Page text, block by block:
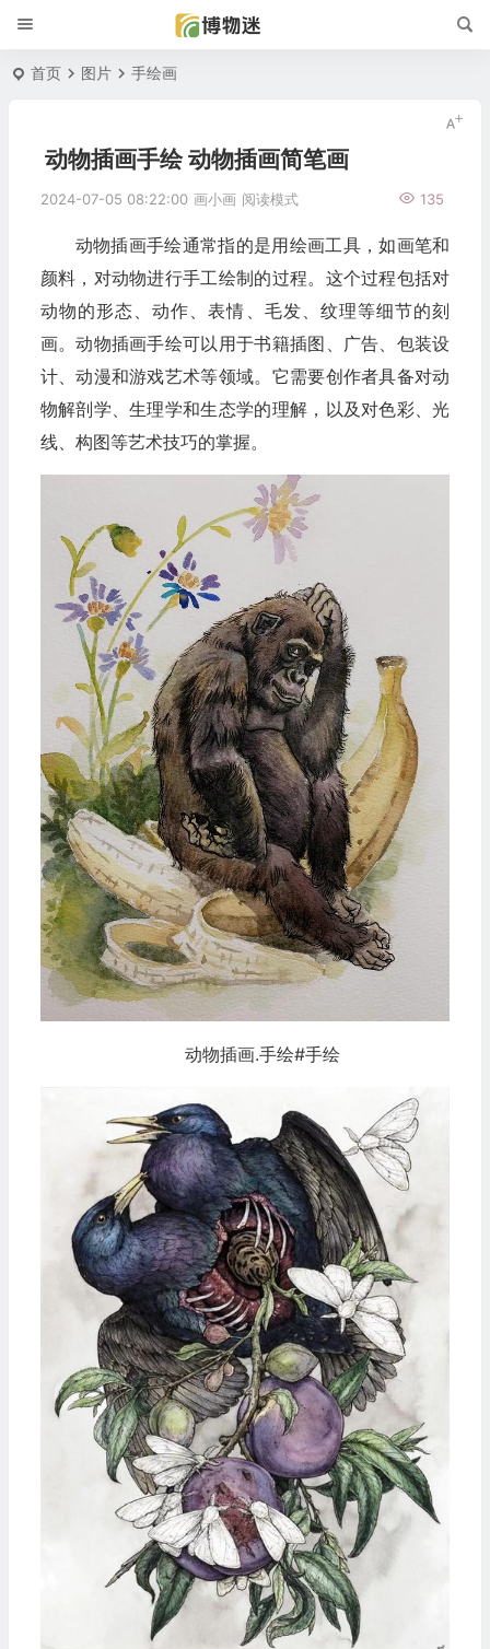
首页 图片 手绘画
动物插画手绘 动物插画简笔画
2024-07-05 08:22:00 画小画 135
阅读模式
动物插画手绘通常指的是用绘画工具，如画笔和
颜料，对动物进行手工绘制的过程。这个过程包括对
动物的形态、动作、表情、毛发、纹理等细节的刻
画。动物插画手绘可以用于书籍插图、广告、包装设
计、动漫和游戏艺术等领域。它需要创作者具备对动
物解剖学、生理学和生态学的理解，以及对色彩、光
线、构图等艺术技巧的掌握。
动物插画.手绘#手绘